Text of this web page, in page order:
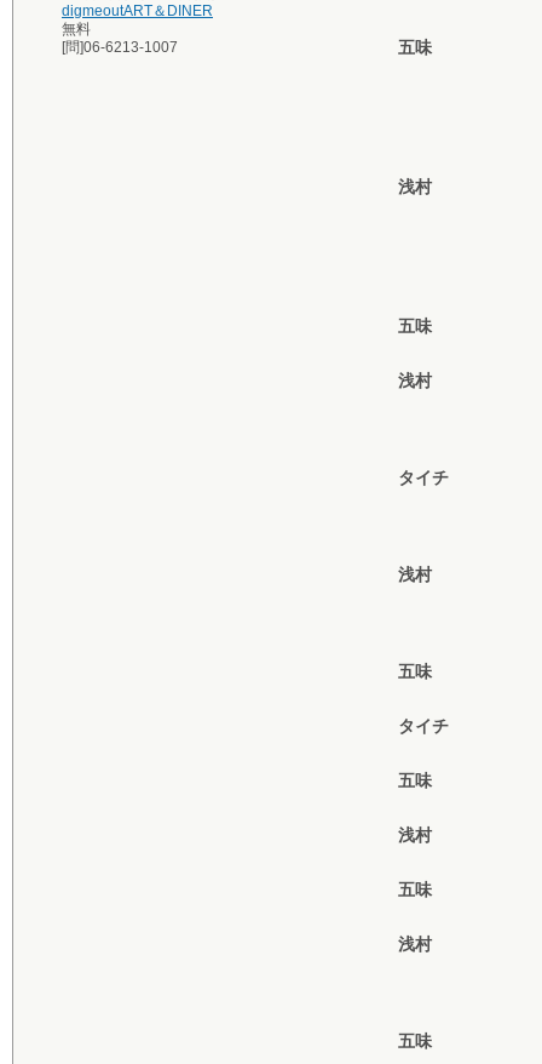
digmeoutART＆DINER
無料
[問]06-6213-1007
五味
浅村
五味
浅村
タイチ
浅村
五味
タイチ
五味
浅村
五味
浅村
五味